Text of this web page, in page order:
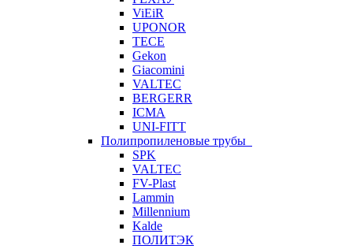
ViEiR
UPONOR
TECE
Gekon
Giacomini
VALTEC
BERGERR
ICMA
UNI-FITT
Полипропиленовые трубы
SPK
VALTEC
FV-Plast
Lammin
Millennium
Kalde
ПОЛИТЭК